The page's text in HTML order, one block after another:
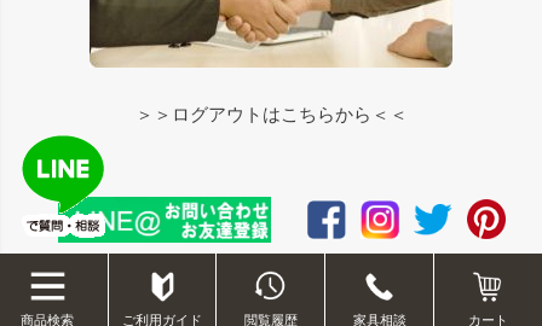
＞＞ログアウトはこちらから＜＜
©2012-2020 okawakagu.com
商品検索 ご利用ガイド 閲覧履歴 家具相談 カート